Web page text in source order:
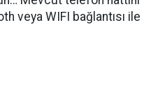
veya WIFI bağlantısı ile